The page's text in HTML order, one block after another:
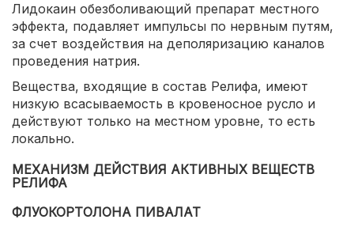
Лидокаин обезболивающий препарат местного
эффекта, подавляет импульсы по нервным путям,
за счет воздействия на деполяризацию каналов
проведения натрия.
Вещества, входящие в состав Релифа, имеют
низкую всасываемость в кровеносное русло и
действуют только на местном уровне, то есть
локально.
МЕХАНИЗМ ДЕЙСТВИЯ АКТИВНЫХ ВЕЩЕСТВ
РЕЛИФА
ФЛУОКОРТОЛОНА ПИВАЛАТ